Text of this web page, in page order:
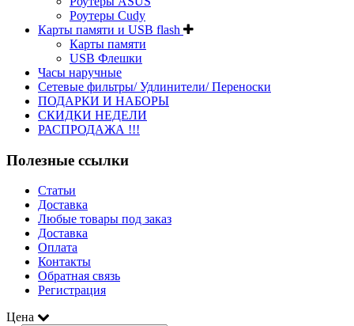
Роутеры Cudy
Карты памяти и USB flash
Карты памяти
USB Флешки
Часы наручные
Сетевые фильтры/ Удлинители/ Переноски
ПОДАРКИ И НАБОРЫ
СКИДКИ НЕДЕЛИ
РАСПРОДАЖА !!!
Полезные ссылки
Статьи
Доставка
Любые товары под заказ
Доставка
Оплата
Контакты
Обратная связь
Регистрация
Цена